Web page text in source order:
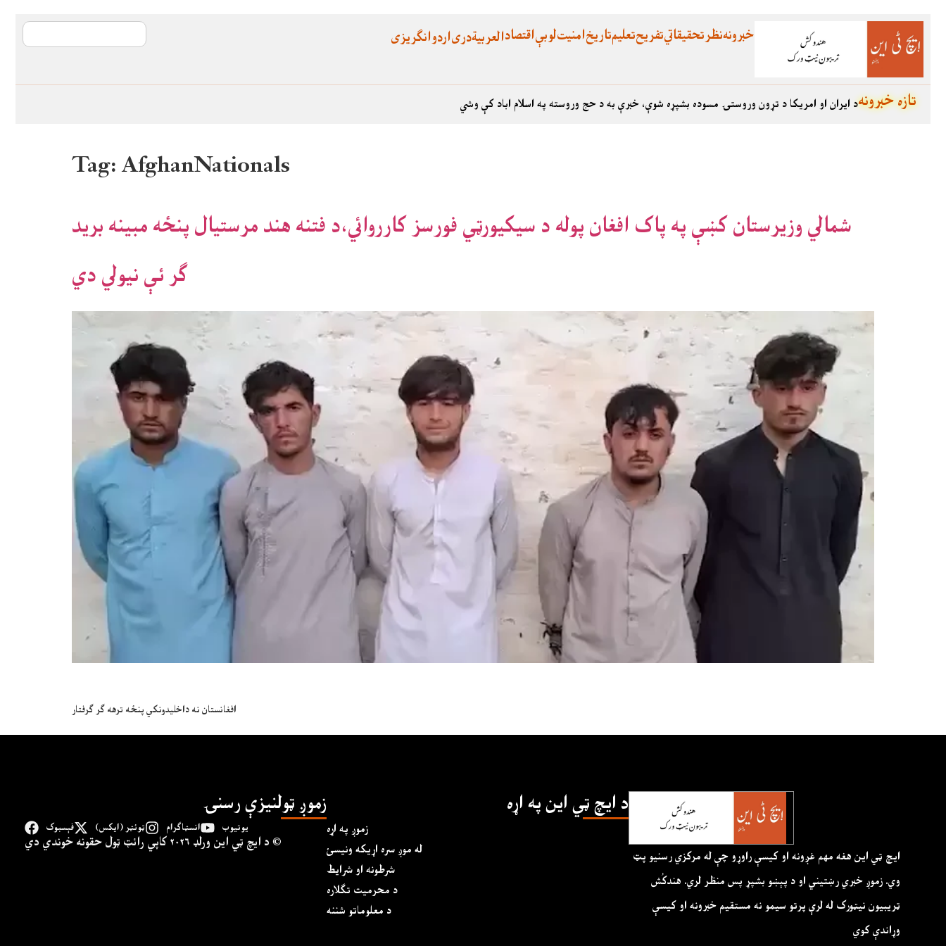
اقتصادلوبېامنیتتاریختعلیمتفریحتحقیقاتينظرخبرونه انگریزیاردودریالعربية
د ایران او امریکا د تړون وروستۍ مسوده بشپړه شوې، خبرې به د حج وروسته په اسلام اباد کې وشيتازه خبرونه
Tag:AfghanNationals
شمالي وزيرستان کښې په پاک افغان پوله د سيکيورټي فورسز کارروائي،د فتنه هند مرستيال پنځه مبينه بريد
ګر ئې نيولي دي
افغانستان نه داخليدونکي پنځه ترهه ګر ګرفتار
ايچ ټي اين هغه مهم غږونه او کيسې راوړو چې له مرکزي رسنيو پټ
وي. زموږ خبري رښتيني او د پېښو بشپړ پس منظر لري. هندکُش
ټريبيون نيټورک له لرې پرتو سيمو نه مستقيم خبرونه او کيسې
وړاندې کوي
د ايچ ټي اين په اړه
زموږ په اړه
له موږ سره اړیکه ونیسئ
شرطونه او شرایط
د محرمیت تګلاره
د معلوماتو شننه
زموږ ټولنیزې رسنۍ
فېسبوک ټوئټر (ایکس) انسټاګرام یوتیوب
د ايچ ټي اين وﺭلډ ۲۰۲۶ کاپي ﺭائټ ټول حقونه خوندي دي ©